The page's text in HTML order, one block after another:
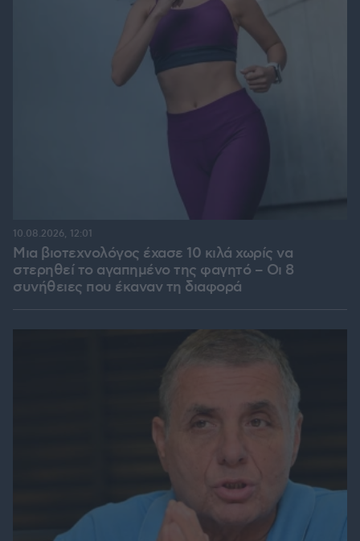
Μια βιοτεχνολόγος έχασε 10 κιλά χωρίς να
στερηθεί το αγαπημένο της φαγητό – Οι 8
συνήθειες που έκαναν τη διαφορά
10.08.2026, 12:01